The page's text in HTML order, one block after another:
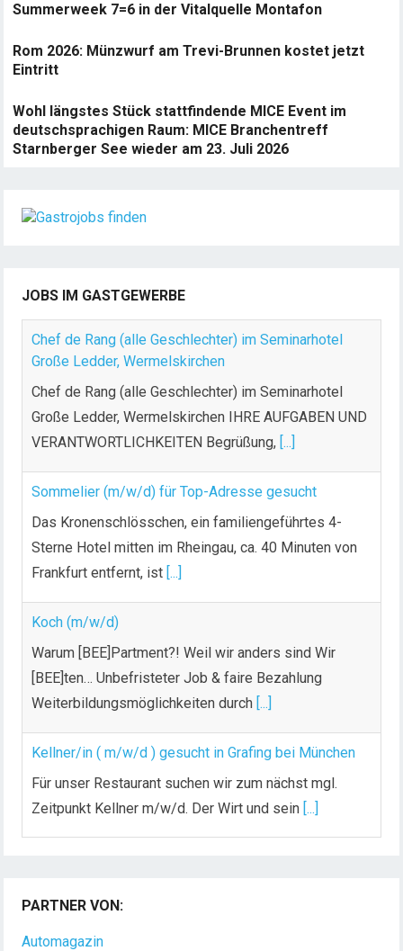
Summerweek 7=6 in der Vitalquelle Montafon
Rom 2026: Münzwurf am Trevi-Brunnen kostet jetzt
Eintritt
Wohl längstes Stück stattfindende MICE Event im
deutschsprachigen Raum: MICE Branchentreff
Starnberger See wieder am 23. Juli 2026
JOBS IM GASTGEWERBE
Chef de Rang (alle Geschlechter) im Seminarhotel
Große Ledder, Wermelskirchen
Chef de Rang (alle Geschlechter) im Seminarhotel
Große Ledder, Wermelskirchen IHRE AUFGABEN UND
VERANTWORTLICHKEITEN Begrüßung, [...]
Sommelier (m/w/d) für Top-Adresse gesucht
Das Kronenschlösschen, ein familiengeführtes 4-
Sterne Hotel mitten im Rheingau, ca. 40 Minuten von
Frankfurt entfernt, ist [...]
Koch (m/w/d)
Warum [BEE]Partment?! Weil wir anders sind Wir
[BEE]ten… Unbefristeter Job & faire Bezahlung
Weiterbildungsmöglichkeiten durch [...]
Kellner/in ( m/w/d ) gesucht in Grafing bei München
Für unser Restaurant suchen wir zum nächst mgl.
Zeitpunkt Kellner m/w/d. Der Wirt und sein [...]
Dein Arbeitsplatz mit Urlaubsfeeling Chef de Rang
(m/w/d) Du bist Gastgeber aus Leidenschaft und
PARTNER VON:
Automagazin